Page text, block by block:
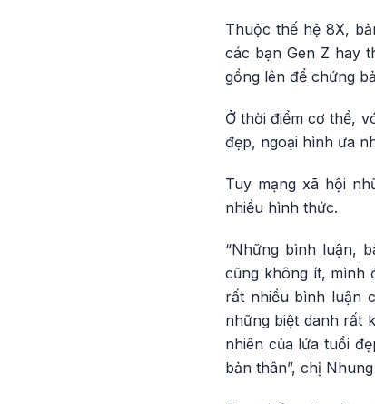
Thuộc thế hệ 8X,
các bạn Gen Z hay
gồng lên để chứng
Ở thời điểm cơ thể,
đẹp, ngoại hình ưa
Tuy mạng xã hội
nhiều hình thức.
“Những bình luận,
cũng không ít, mình
rất nhiều bình luận
những biệt danh rất
nhiên của lứa tuổi
bản thân”, chị